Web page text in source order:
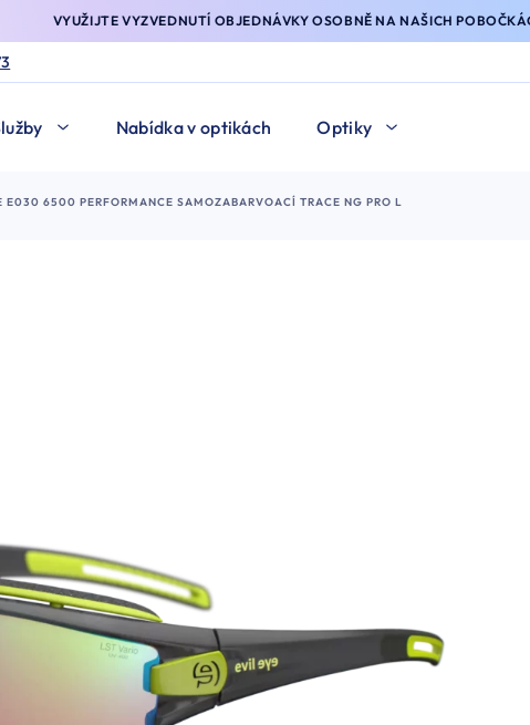
VYUŽIJTE VYZVEDNUTÍ OBJEDNÁVKY OSOBNĚ NA NAŠICH
Nabídka v optikách Optiky
E030 6500 PERFORMANCE SAMOZABARVOACÍ TRACE NG PRO L